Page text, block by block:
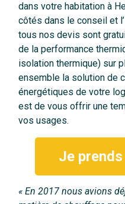
dans votre habitation à
côtés dans le conseil et
tous nos devis sont
de la performance
isolation thermique) sur
ensemble la solution de
énergétiques de votre
est de vous offrir une
vos usages.
Je
« En 2017 nous avions